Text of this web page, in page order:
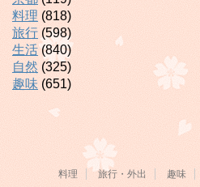
料理 (818)
旅行 (598)
生活(840)
自然 (325)
趣味 (651)
料理 旅行・外出 趣味